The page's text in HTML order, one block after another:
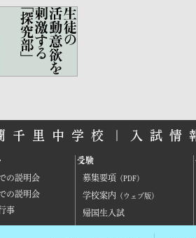
千里中学校｜入試情
の説明会
の説明会
事
受験
募集要項 （PDF）
学校案内 （ウェブ版）
帰国生入試